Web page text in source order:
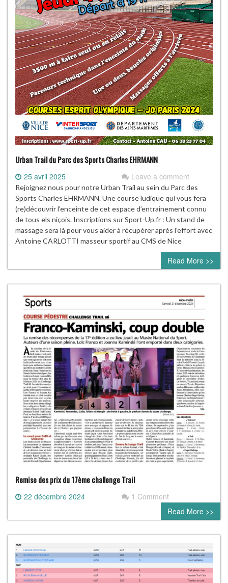
Urban Trail du Parc des Sports Charles EHRMANN
25 avril 2025 Leave a comment
Rejoignez nous pour notre Urban Trail au sein du Parc des
Sports Charles EHRMANN. Une course ludique qui vous fera
(re)découvrir l’enceinte de cet espace d’entrainement connu
de tous els niçois. Inscriptions sur Sport-Up.fr : Un stand de
massage sera là pour vous aider à récupérer après l’effort avec
Antoine CARLOTTI masseur sportif au CMS de Nice
Read More >>
Remise des prix du 17ème challenge Trail
22 décembre 2024
1 Comment
Read More >>